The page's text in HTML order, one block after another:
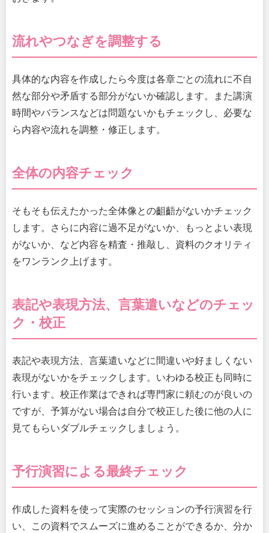
流れやつなぎを調整する
具体的な内容を作成したら今度は各章ごとの流れに不自
然な部分や矛盾する部分がないか確認します。また講演
時間やバランスなどは問題ないかもチェックし、必要な
ら内容や流れを調整・修正します。
全体の内容チェック
そもそも伝えたかった全体像との齟齬がないかチェック
します。さらに内容に過不足がないか、もっとよい表現
がないか、など内容を精査・推敲し、資料のクオリティ
をワンランク上げます。
表記や表現方法、言葉遣いなどのチェッ
ク・校正
表記や表現方法、言葉遣いなどに間違いや好ましくない
表現がないかをチェックします。いわゆる校正も同時に
行います。校正作業はできれば専門家に頼むのが良いの
ですが、予算がない場合は自分で校正した後に他の人に
見てもらいダブルチェックしましょう。
予行演習による最終チェック
作成した資料を使って実際のセッションの予行演習を行
い、この資料でスムーズに進めることができるか、分か